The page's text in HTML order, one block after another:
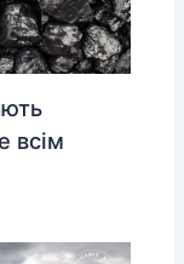
всім